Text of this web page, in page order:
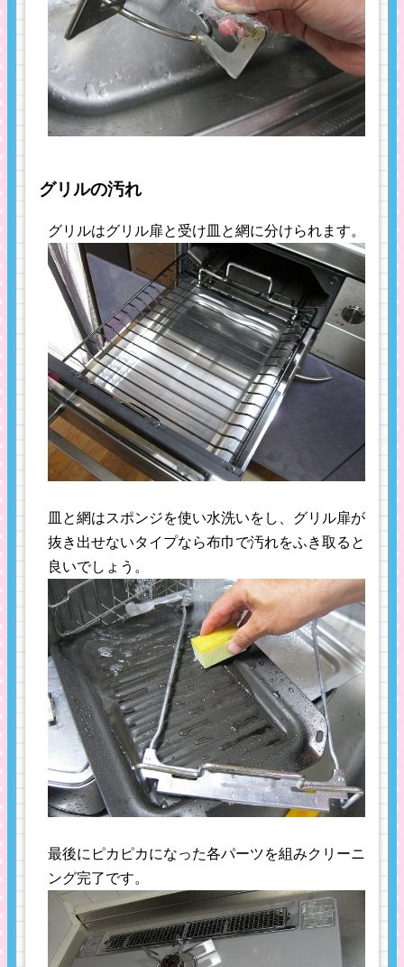
グリルの汚れ
グリルはグリル扉と受け皿と網に分けられます。
皿と網はスポンジを使い水洗いをし、グリル扉が
抜き出せないタイプなら布巾で汚れをふき取ると
良いでしょう。
最後にピカピカになった各パーツを組みクリーニ
ング完了です。